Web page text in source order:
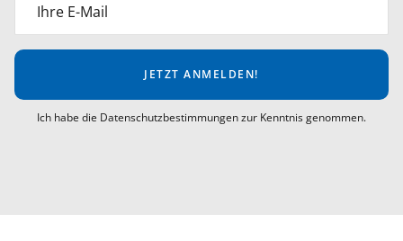
Ihre E-Mail
JETZT ANMELDEN!
Ich habe die Datenschutzbestimmungen zur Kenntnis genommen.